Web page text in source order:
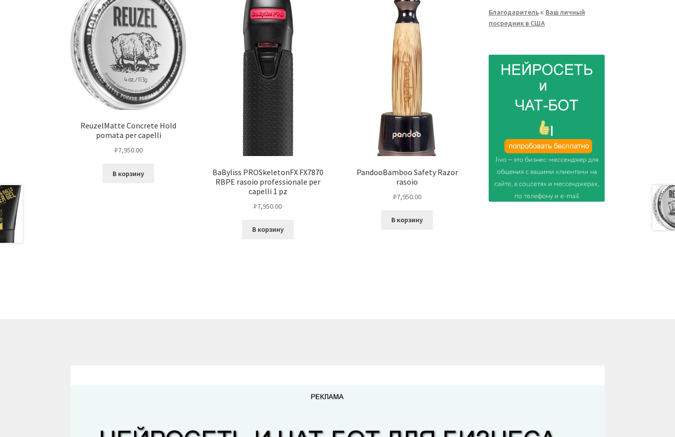
ReuzelMatte Concrete Hold
pomata per capelli
₽7,950.00
В корзину
BaByliss PROSkeletonFX FX7870
RBPE rasoio professionale per
capelli 1 pz
₽7,950.00
В корзину
PandooBamboo Safety Razor
rasoio
₽7,950.00
В корзину
Благодарительк Ваш личный
посредник в США